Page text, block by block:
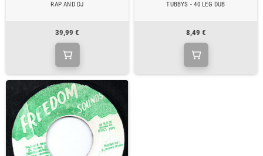
RAP AND DJ
39,99 €
TUBBYS - 40 LEG DUB
8,49 €